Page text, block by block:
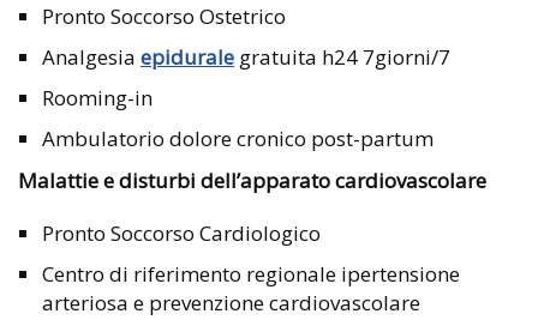
Pronto Soccorso Ostetrico
Analgesia epidurale gratuita h24 7giorni/7
Rooming-in
Ambulatorio dolore cronico post-partum
Malattie e disturbi dell’apparato cardiovascolare
Pronto Soccorso Cardiologico
Centro di riferimento regionale ipertensione
arteriosa e prevenzione cardiovascolare